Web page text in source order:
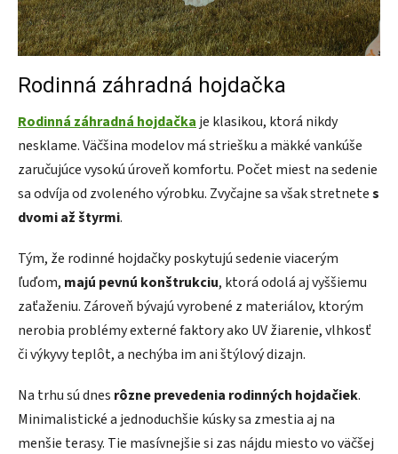
Rodinná záhradná hojdačka
Rodinná záhradná hojdačka je klasikou, ktorá nikdy
nesklame. Väčšina modelov má striešku a mäkké vankúše
zaručujúce vysokú úroveň komfortu. Počet miest na sedenie
sa odvíja od zvoleného výrobku. Zvyčajne sa však stretnetes
dvomi až štyrmi.
Tým, že rodinné hojdačky poskytujú sedenie viacerým
ľuďom, majú pevnú konštrukciu, ktorá odolá aj vyššiemu
zaťaženiu. Zároveň bývajú vyrobené z materiálov, ktorým
nerobia problémy externé faktory ako UV žiarenie, vlhkosť
či výkyvy teplôt, a nechýba im ani štýlový dizajn.
Na trhu sú dnes rôzne prevedenia rodinných hojdačiek.
Minimalistické a jednoduchšie kúsky sa zmestia aj na
menšie terasy. Tie masívnejšie si zas nájdu miesto vo väčšej